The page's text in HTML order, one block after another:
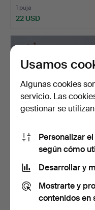
1 puja
22 USD
COLGADOR DE
ABEDUL LABRADO,
FINAL…
Subastado 9 dic 2025
117 USD
Usamos
Algunas cookies
servicio. Las
gestionar se
Personalizar
según cómo
Desarrollar y
Mostrarte y
contenidos en